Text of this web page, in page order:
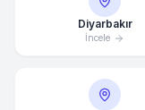
Diyarbakır
İncele